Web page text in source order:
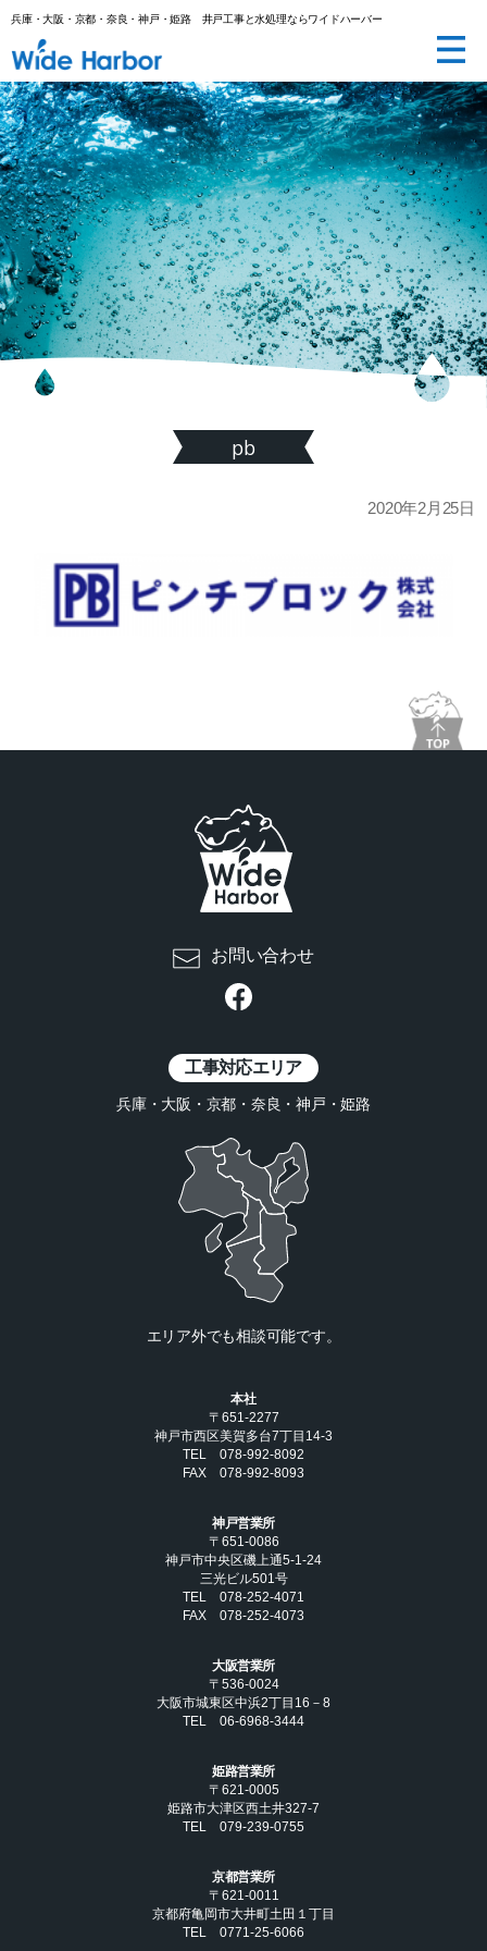
兵庫・大阪・京都・奈良・神戸・姫路 井戸工事と水処理ならワイドハーバー
戸
工
事
と
水
処
理
な
ら
(株)
ワ
イ
ド
ハ
ー
バ
ー|
兵
庫・
大
阪・
京
pb
2020年2月25日
お問い合わせ
工事対応エリア
兵庫・大阪・京都・奈良・神戸・姫路
エリア外でも相談可能です。
本社
〒651-2277
神戸市西区美賀多台7丁目14-3
TEL 078-992-8092
FAX 078-992-8093
神戸営業所
〒651-0086
神戸市中央区磯上通5-1-24
三光ビル501号
TEL 078-252-4071
FAX 078-252-4073
大阪営業所
〒536-0024
大阪市城東区中浜2丁目16－8
TEL 06-6968-3444
姫路営業所
〒621-0005
姫路市大津区西土井327-7
TEL 079-239-0755
京都営業所
〒621-0011
京都府亀岡市大井町土田１丁目
TEL 0771-25-6066